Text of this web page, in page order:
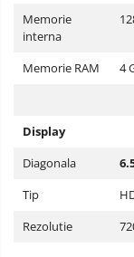
Memorie
interna
Memorie RAM 4
Display
Diagonala
Tip
Rezolutie